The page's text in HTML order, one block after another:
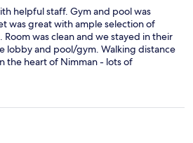
helpful staff. Gym and pool was
was great with ample selection of
was clean and we stayed in their
lobby and pool/gym. Walking distance
the heart of Nimman - lots of
places.